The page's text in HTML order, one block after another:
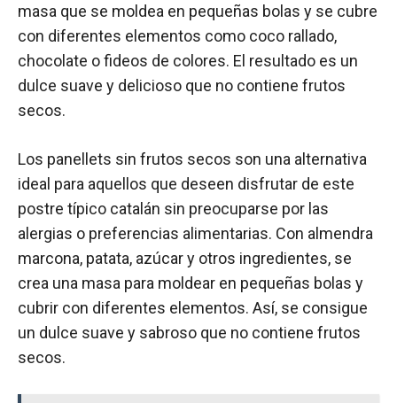
masa que se moldea en pequeñas bolas y se cubre
con diferentes elementos como coco rallado,
chocolate o fideos de colores. El resultado es un
dulce suave y delicioso que no contiene frutos
secos.
Los panellets sin frutos secos son una alternativa
ideal para aquellos que deseen disfrutar de este
postre típico catalán sin preocuparse por las
alergias o preferencias alimentarias. Con almendra
marcona, patata, azúcar y otros ingredientes, se
crea una masa para moldear en pequeñas bolas y
cubrir con diferentes elementos. Así, se consigue
un dulce suave y sabroso que no contiene frutos
secos.